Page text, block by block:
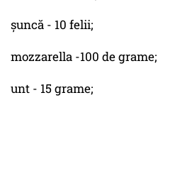
șuncă - 10 felii;
mozzarella -100 de grame;
unt - 15 grame;